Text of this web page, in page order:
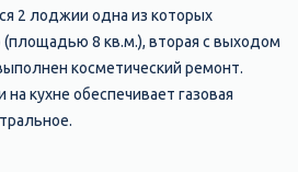
2 лоджии одна из которых
8 кв.м.), вторая с выходом
косметический ремонт.
на кухне обеспечивает газовая